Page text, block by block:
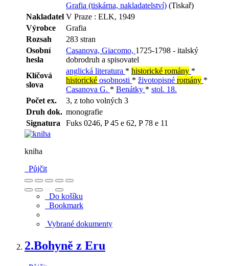
Grafia (tiskárna, nakladatelství) (Tiskař)
Nakladatel V Praze : ELK, 1949
Výrobce
Grafia
Rozsah
283 stran
Osobní
hesla
Casanova, Giacomo, 1725-1798 - italský
dobrodruh a spisovatel
Klíčová
slova
anglická literatura * historické romány *
historické osobnosti * životopisné romány *
Casanova G. * Benátky * stol. 18.
Počet ex.
3, z toho volných 3
Druh dok. monografie
Signatura
Fuks 0246, P 45 e 62, P 78 e 11
kniha
Půjčit
Do košíku
Bookmark
Vybrané dokumenty
2.Bohyně z Eru